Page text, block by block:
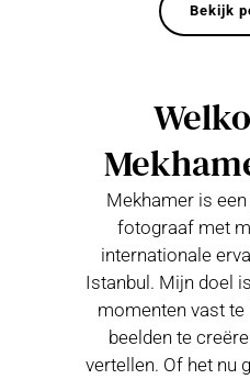
Bekijk
Mekhamer is
fotograaf met
internationale
Istanbul. Mijn doel
momenten vast te
beelden te
vertellen. Of het nu